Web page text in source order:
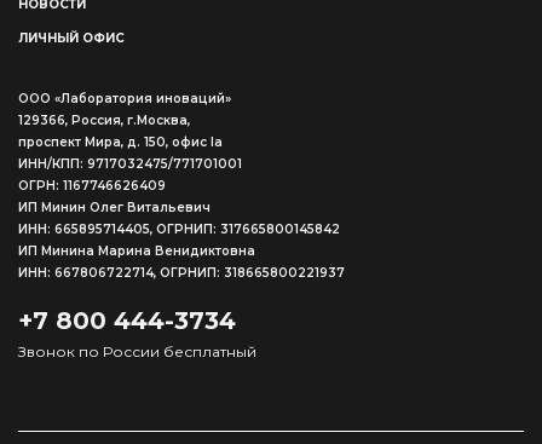
НОВОСТИ
ЛИЧНЫЙ ОФИС
ООО «Лаборатория иноваций»
129366, Россия, г.Москва,
проспект Мира, д. 150, офис Ia
ИНН/КПП: 9717032475/771701001
ОГРН: 1167746626409
ИП Минин Олег Витальевич
ИНН: 665895714405, ОГРНИП: 317665800145842
ИП Минина Марина Венидиктовна
ИНН: 667806722714, ОГРНИП: 318665800221937
+7 800 444-3734
Звонок по России бесплатный